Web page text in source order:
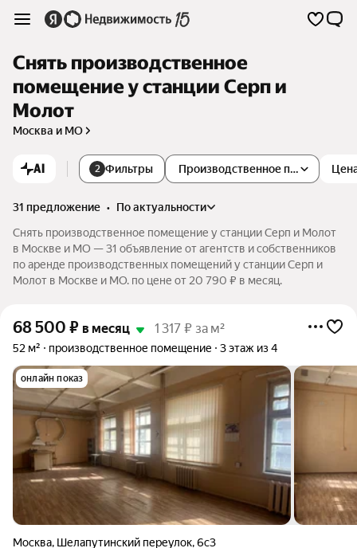
Снять производственное
помещение у станции Серп и
Молот
Москва и МО
AI 2 Фильтры Производственное помещение
31 предложение •
по актуальности
Снять производственное помещение у станции Серп и Молот
в Москве и МО — 31 объявление от агентств и собственников
по аренде производственных помещений у станции Серп и
Молот в Москве и МО. по цене от 20 790 ₽ в месяц.
68 500 ₽ в месяц 1 317 ₽ за м²
52 м² производственное помещение 3 этаж из 4
онлайн показ
Москва, Шелапутинский переулок,6с3